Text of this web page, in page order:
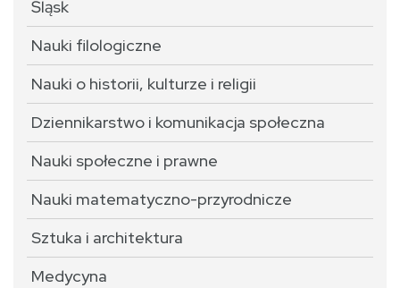
Śląsk
Nauki filologiczne
Nauki o historii, kulturze i religii
Dziennikarstwo i komunikacja społeczna
Nauki społeczne i prawne
Nauki matematyczno-przyrodnicze
Sztuka i architektura
Medycyna